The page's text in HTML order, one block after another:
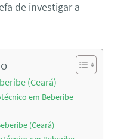
de investigar a
(Ceará)
em Beberibe
(Ceará)